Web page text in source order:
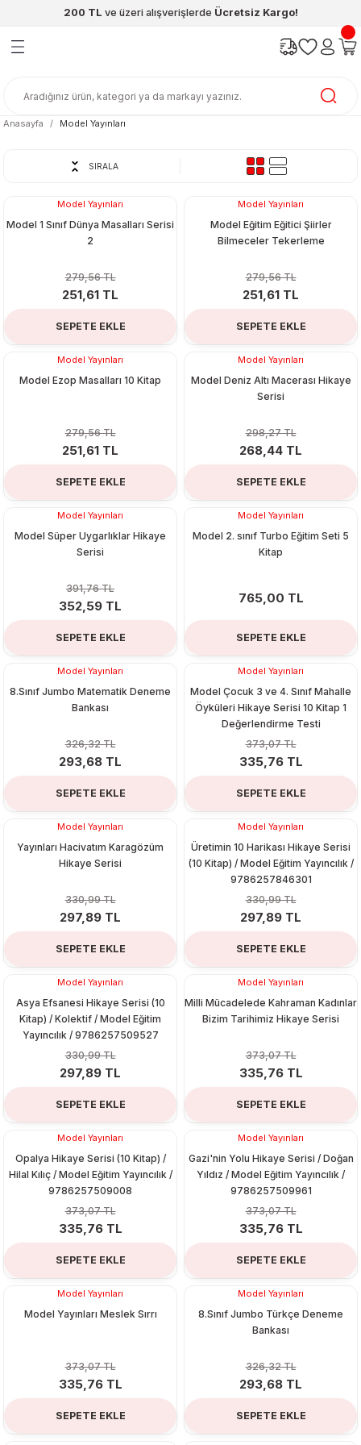
200 TL ve üzeri alışverişlerde Ücretsiz Kargo!
Geri Dön
Geri Dön
- Dolma Kalem - Pilot Kalemler
Geri Dön
Geri Dön
Geri Dön
Geri Dön
Anasayfa
Model Yayınları
SIRALA
Model Yayınları
Model 1 Sınıf Dünya Masalları Serisi
2
279,56 TL
251,61 TL
SEPETE EKLE
Model Yayınları
Model Eğitim Eğitici Şiirler
Bilmeceler Tekerleme
279,56 TL
251,61 TL
SEPETE EKLE
Model Yayınları
Model Ezop Masalları 10 Kitap
279,56 TL
251,61 TL
SEPETE EKLE
Model Yayınları
Model Deniz Altı Macerası Hikaye
Serisi
298,27 TL
268,44 TL
SEPETE EKLE
Model Yayınları
Model Süper Uygarlıklar Hikaye
Serisi
391,76 TL
352,59 TL
SEPETE EKLE
Model Yayınları
Model 2. sınıf Turbo Eğitim Seti 5
Kitap
765,00 TL
SEPETE EKLE
Model Yayınları
8.Sınıf Jumbo Matematik Deneme
Bankası
326,32 TL
293,68 TL
SEPETE EKLE
Model Yayınları
Model Çocuk 3 ve 4. Sınıf Mahalle
Öyküleri Hikaye Serisi 10 Kitap 1
Değerlendirme Testi
373,07 TL
335,76 TL
SEPETE EKLE
Model Yayınları
Yayınları Hacivatım Karagözüm
Hikaye Serisi
330,99 TL
297,89 TL
SEPETE EKLE
Model Yayınları
Üretimin 10 Harikası Hikaye Serisi
(10 Kitap) / Model Eğitim Yayıncılık /
9786257846301
330,99 TL
297,89 TL
SEPETE EKLE
Model Yayınları
Asya Efsanesi Hikaye Serisi (10
Kitap) / Kolektif / Model Eğitim
Yayıncılık / 9786257509527
330,99 TL
297,89 TL
SEPETE EKLE
Model Yayınları
Milli Mücadelede Kahraman Kadınlar
Bizim Tarihimiz Hikaye Serisi
373,07 TL
335,76 TL
SEPETE EKLE
Model Yayınları
Opalya Hikaye Serisi (10 Kitap) /
Hilal Kılıç / Model Eğitim Yayıncılık /
9786257509008
373,07 TL
335,76 TL
SEPETE EKLE
Model Yayınları
Gazi'nin Yolu Hikaye Serisi / Doğan
Yıldız / Model Eğitim Yayıncılık /
9786257509961
373,07 TL
335,76 TL
SEPETE EKLE
Model Yayınları
Model Yayınları Meslek Sırrı
373,07 TL
335,76 TL
SEPETE EKLE
Model Yayınları
8.Sınıf Jumbo Türkçe Deneme
Bankası
326,32 TL
293,68 TL
SEPETE EKLE